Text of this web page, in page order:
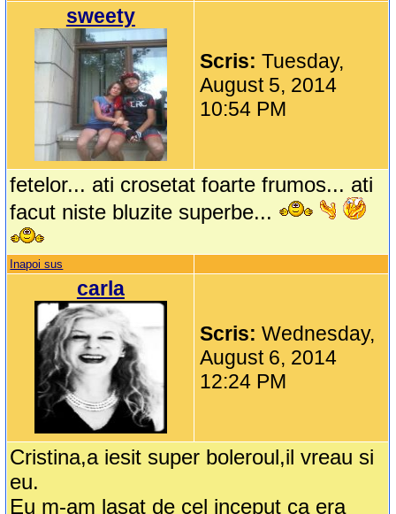
sweety
Scris:Tuesday,
August 5, 2014
10:54 PM
fetelor... ati crosetat foarte frumos... ati
facut niste bluzite superbe...
Inapoi sus
carla
Scris:Wednesday,
August 6, 2014
12:24 PM
Cristina,a iesit super boleroul,il vreau si
eu.
Eu m-am lasat de cel inceput ca era